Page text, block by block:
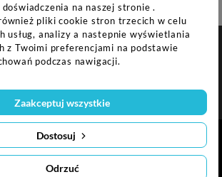
SKLEPIE 
© 2024 Profitness.pl
na naszej stronie .
pliki cookie stron trzecich w celu
usług, analizy a nastepnie wyświetlania
z Twoimi preferencjami na podstawie
podczas nawigacji.
Odrzuć
Dostosuj
Zaakceptuj wszystkie